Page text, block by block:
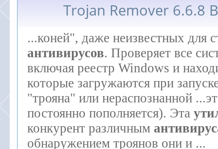
Trojan Remover 6.6.8
...коней", даже неизвестных для
антивирусов. Проверяет все
включая реестр Windows и
которые загружаются при
"трояна" или нераспознанной
постоянно пополняется). Эта
конкурент различным
обнаружением троянов они и ...